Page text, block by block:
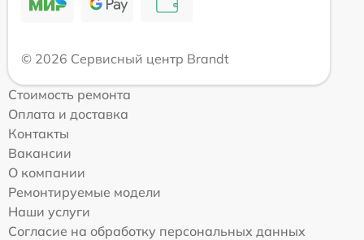
© 2026 Сервисный центр Brandt
Стоимость ремонта
Оплата и доставка
Контакты
Вакансии
О компании
Ремонтируемые модели
Наши услуги
Согласие на обработку персональных данных